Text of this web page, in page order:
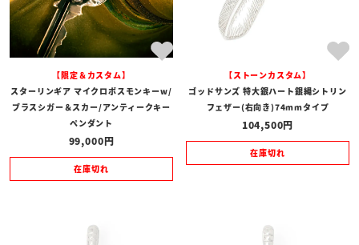
【限定＆カスタム】
スターリンギア マイクロボスモンキーw/
ブラスシガー＆スカー/アンティークキー
ペンダント
99,000
在庫切れ
【ストーンカスタム】
ゴッドサンズ 特大銀ハート銀縄シトリン
フェザー(右向き)74mmタイプ
104,500
在庫切れ